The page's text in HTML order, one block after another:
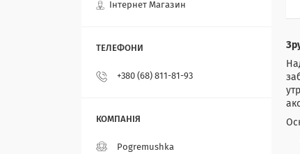
Інтернет Магазин
+380 (68) 811-81-93
Pogremushka